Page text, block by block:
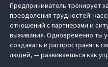
Предприниматель тренирует
преодоления трудностей:
отношений с партнерами и
выживания. Одновременно ты
создавать и распространять
людей, — развиваешься как